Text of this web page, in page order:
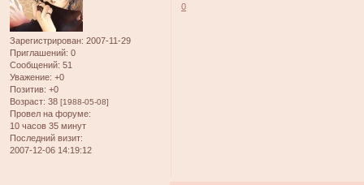
Зарегистрирован: 2007-11-29
Приглашений: 0
Сообщений: 51
Уважение: +0
Позитив: +0
Возраст: 38 [1988-05-08]
Провел на форуме:
10 часов 35 минут
Последний визит:
2007-12-06 14:19:12
0